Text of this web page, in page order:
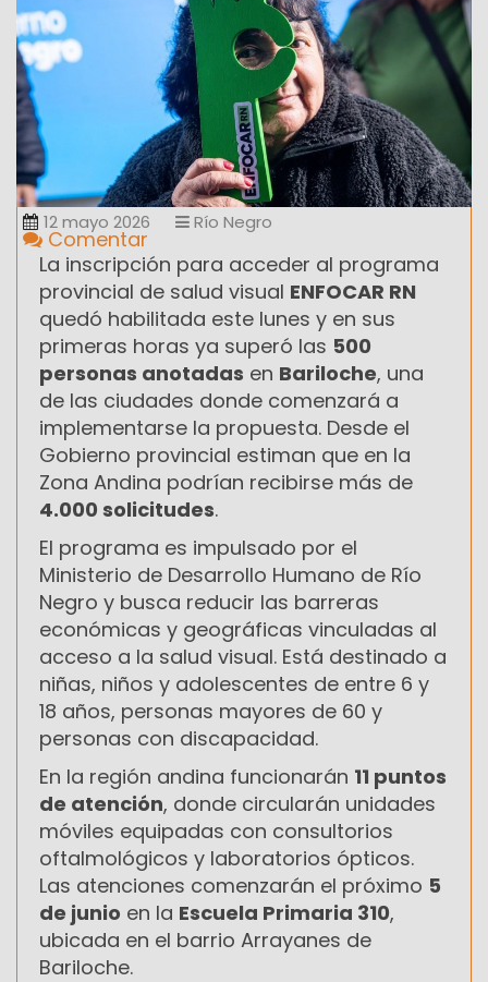
12 mayo 2026 Río Negro
Comentar
La inscripción para acceder al programa
provincial de salud visual ENFOCAR RN
quedó habilitada este lunes y en sus
primeras horas ya superó las 500
personas anotadas en Bariloche, una
de las ciudades donde comenzará a
implementarse la propuesta. Desde el
Gobierno provincial estiman que en la
Zona Andina podrían recibirse más de
4.000 solicitudes.
El programa es impulsado por el
Ministerio de Desarrollo Humano de Río
Negro y busca reducir las barreras
económicas y geográficas vinculadas al
acceso a la salud visual. Está destinado a
niñas, niños y adolescentes de entre 6 y
18 años, personas mayores de 60 y
personas con discapacidad.
En la región andina funcionarán 11 puntos
de atención, donde circularán unidades
móviles equipadas con consultorios
oftalmológicos y laboratorios ópticos.
Las atenciones comenzarán el próximo 5
de junio en la Escuela Primaria 310,
ubicada en el barrio Arrayanes de
Bariloche.